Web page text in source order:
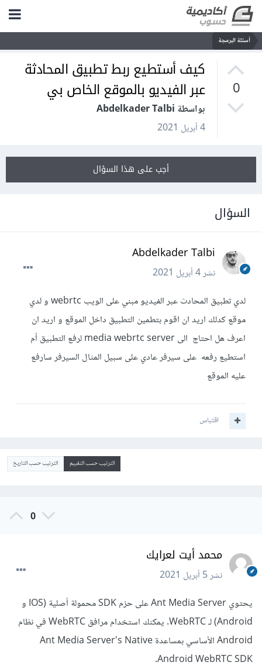
أسئلة البرمجة
0
كيف أستطيع ربط تطبيق المحادثة
عبر الفيديو بالموقع الخاص بي
بواسطة Abdelkader Talbi
4 أبريل 2021
أجب على هذا السؤال
السؤال
Abdelkader Talbi
نشر4 أبريل 2021
لدي تطبيق المحادث عبر الفيديو مبني على الويب webrtc و لدي
موقع كدلك اريد ان اقوم بتطمين التطبيق داخل الموقع و اريد ان
اعرف هل احتاج الى media webrtc server لرفع التطبيق أم
استطيع رفعه على سيرفر عادي على سبيل المثال السيرفر سارفع
عليه الموقع
اقتباس
الترتيب حسب التقييم الترتيب حسب التاريخ
0
محمد أيت لعرايك
نشر5 أبريل 2021
يحتوي Ant Media Server على حزم SDK محمولة أصلية (IOS و
Android) لـ WebRTC. يمكنك استخدام مرافق WebRTC في نظام
Android الأساسي بمساعدة Ant Media Server's Native
Android WebRTC SDK.